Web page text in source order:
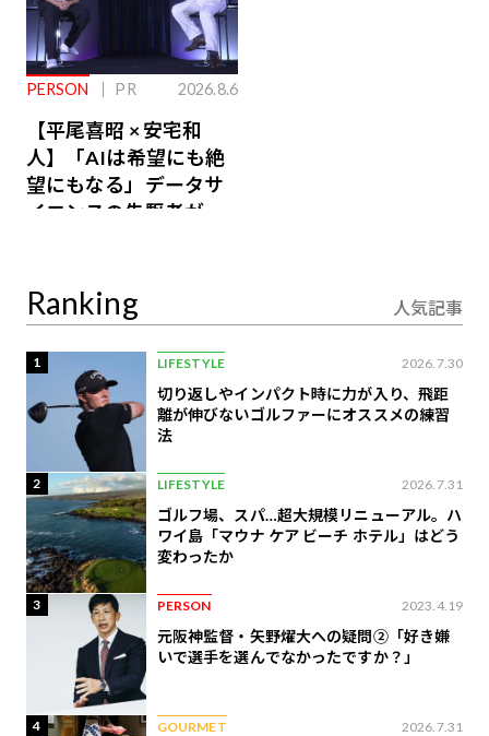
PERSON PR 2026.8.6
【平尾喜昭 × 安宅和
人】「AIは希望にも絶
望にもなる」データサ
イエンスの先駆者が語
Ranking 人気記事
1 LIFESTYLE 2026.7.30
切り返しやインパクト時に力が入り、飛距
離が伸びないゴルファーにオススメの練習
法
2 LIFESTYLE 2026.7.31
ゴルフ場、スパ…超大規模リニューアル。ハ
ワイ島「マウナ ケア ビーチ ホテル」はどう
変わったか
3 PERSON 2023.4.19
元阪神監督・矢野燿大への疑問②「好き嫌
いで選手を選んでなかったですか？」
4 GOURMET 2026.7.31